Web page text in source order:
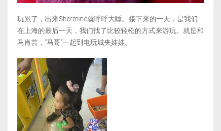
玩累了，出来Shermine就呼呼大睡。接下来的一天，是我们
在上海的最后一天，我们找了比较轻松的方式来游玩。就是和
马肖芸，“马哥”一起到电玩城夹娃娃。